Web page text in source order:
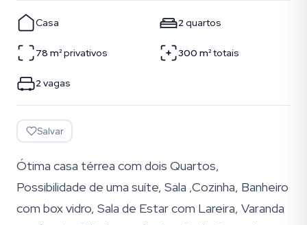
Casa 2 quartos
78 m²privativos 300 m²totais
2 vagas
Salvar
Ótima casa térrea com dois Quartos,
Possibilidade de uma suíte, Sala ,Cozinha, Banheiro
com box vidro, Sala de Estar com Lareira, Varanda